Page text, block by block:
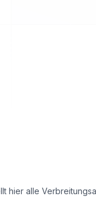
hier alle